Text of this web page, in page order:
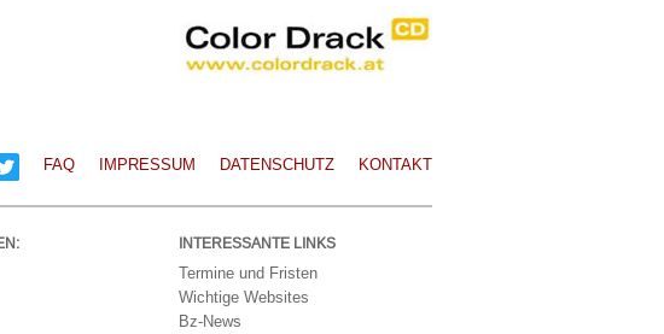
FAQ IMPRESSUM DATENSCHUTZ KONTAKT
INTERESSANTE LINKS
Termine und Fristen
Wichtige Websites
Bz-News